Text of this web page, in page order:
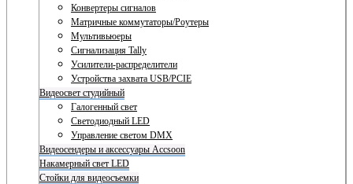
Конвертеры сигналов
Матричные коммутаторы/Роутеры
Мультивьюеры
Сигнализация Tally
Усилители-распределители
Устройства захвата USB/PCIE
Видеосвет студийный
Галогенный свет
Светодиодный LED
Управление светом DMX
Видеосендеры и аксессуары Accsoon
Накамерный свет LED
Стойки для видеосъемки